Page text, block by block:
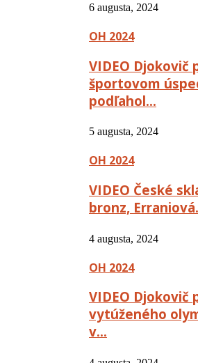
6 augusta, 2024
OH 2024
VIDEO Djokovič
športovom
podľahol…
5 augusta, 2024
OH 2024
VIDEO České
bronz,
4 augusta, 2024
OH 2024
VIDEO Djokovič
vytúženého
v…